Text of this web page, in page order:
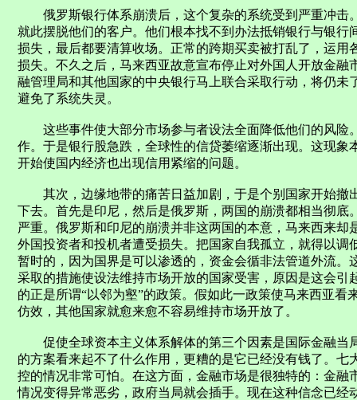
俄罗斯银行体系崩溃后，这个复杂的系统受到严重冲击
就此摆脱他们的客户。他们根本找不到办法抵销银行与银
损失，最后都要清算收场。正常的跨期买卖被打乱了，运
损失。不久之后，马来西亚故意宣布停止对外国人开放金
融管理局和其他国家的中央银行马上联合采取行动，将仍
避免了系统失灵。
这些事件使大部分市场参与者设法全面降低他们的风险
作。于是银行股急跌，全球性的信贷萎缩逐渐出现。这现
开始使国内经济也出现信用紧缩的问题。
其次，边缘地带的痛苦日益加剧，于是个别国家开始撤
下去。首先是印尼，然后是俄罗斯，两国的崩溃都相当彻
严重。俄罗斯和印尼的崩溃并非这两国的本意，马来西来
外国投资者和投机者遭受损失。把国家自我孤立，就得以
暂时的，因为国界是可以渗透的，资金会循非法管道外流
采取的措施使设法维持市场开放的国家受害，原因是这会
的正是所谓“以邻为壑”的政策。假如此一政策使马来西亚
仿效，其他国家就愈来愈不容易维持市场开放了。
促使全球资本主义体系解体的第三个因素是国际金融当
的方案看来起不了什么作用，更糟的是它已经没有钱了。
控的情况非常可怕。在这方面，金融市场是很独特的：金
情况变得异常恶劣，政府当局就会插手。现在这种信念已经